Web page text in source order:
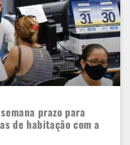
prazo para
de habitação com a